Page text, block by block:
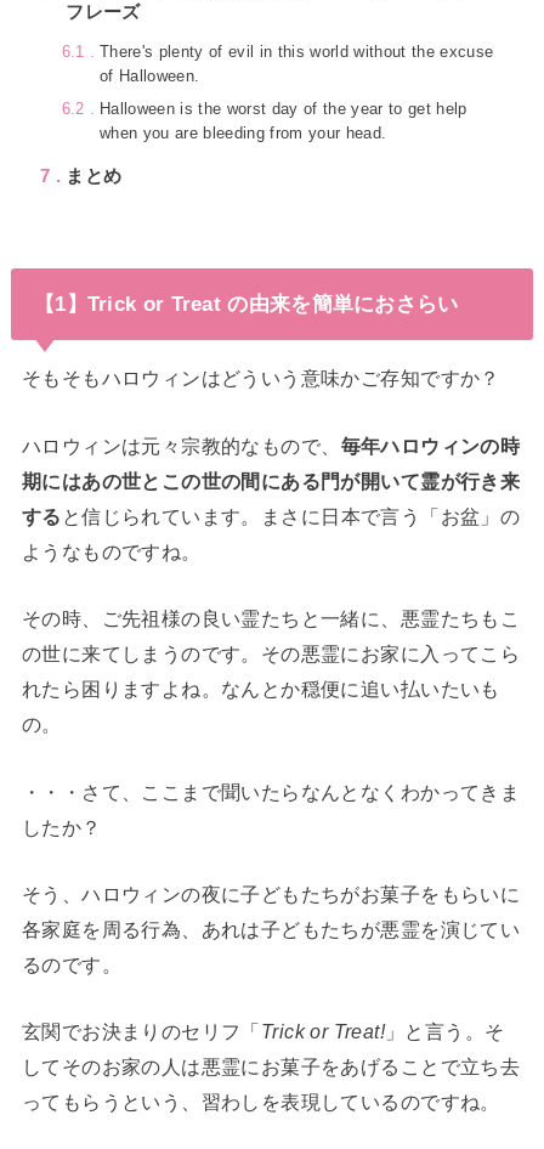
フレーズ
6.1
There's plenty of evil in this world without the excuse
of Halloween.
6.2
Halloween is the worst day of the year to get help
when you are bleeding from your head.
7 まとめ
【1】Trick or Treat の由来を簡単におさらい
そもそもハロウィンはどういう意味かご存知ですか？
ハロウィンは元々宗教的なもので、 毎年ハロウィンの時
期にはあの世とこの世の間にある門が開いて霊が行き来
する と信じられています。まさに日本で言う「お盆」の
ようなものですね。
その時、ご先祖様の良い霊たちと一緒に、悪霊たちもこ
の世に来てしまうのです。その悪霊にお家に入ってこら
れたら困りますよね。なんとか穏便に追い払いたいも
の。
・・・さて、ここまで聞いたらなんとなくわかってきま
したか？
そう、ハロウィンの夜に子どもたちがお菓子をもらいに
各家庭を周る行為、あれは子どもたちが悪霊を演じてい
るのです。
玄関でお決まりのセリフ「Trick or Treat!」と言う。そ
してそのお家の人は悪霊にお菓子をあげることで立ち去
ってもらうという、習わしを表現しているのですね。